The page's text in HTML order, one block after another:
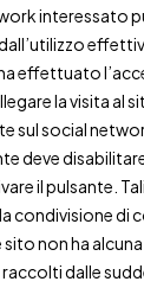
interessato
effettuato
la visita al
sul social
deve
il pulsante.
condivisione di
non ha
dalle